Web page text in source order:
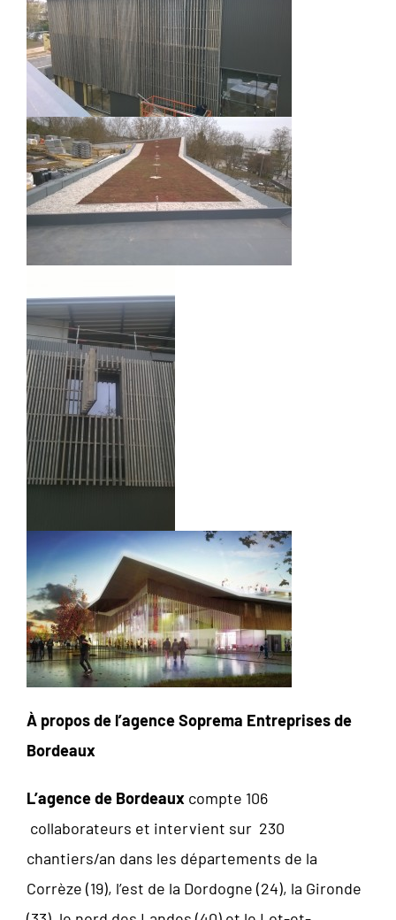
À propos de l’agence Soprema Entreprises de
Bordeaux
L’agence de Bordeaux compte 106
collaborateurs et intervient sur 230
chantiers/an dans les départements de la
Corrèze (19), l’est de la Dordogne (24), la Gironde